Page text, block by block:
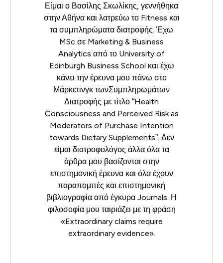
Είμαι ο Βασίλης Σκωλίκης, γεννήθηκα
στην Αθήνα και λατρεύω το Fitness και
τα συμπληρώματα διατροφής. Έχω
MSc σε Marketing & Business
Analytics από το University of
Edinburgh Business School και έχω
κάνει την έρευνα μου πάνω στο
Μάρκετινγκ τωνΣυμπληρωμάτων
Διατροφής με τίτλο “Health
Consciousness and Perceived Risk as
Moderators of Purchase Intention
towards Dietary Supplements”. Δεν
είμαι διατροφολόγος άλλα όλα τα
άρθρα μου βασίζονται στην
επιστημονική έρευνα και όλα έχουν
παραπομπές και επιστημονική
βιβλιογραφία από έγκυρα Journals. Η
φιλοσοφία μου ταιριάζει με τη φράση
«Extraordinary claims require
extraordinary evidence».